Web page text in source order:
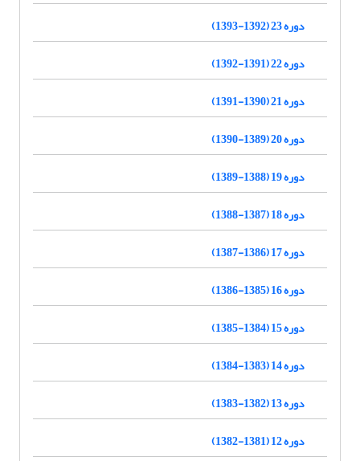
دوره 23 (1392-1393)
دوره 22 (1391-1392)
دوره 21 (1390-1391)
دوره 20 (1389-1390)
دوره 19 (1388-1389)
دوره 18 (1387-1388)
دوره 17 (1386-1387)
دوره 16 (1385-1386)
دوره 15 (1384-1385)
دوره 14 (1383-1384)
دوره 13 (1382-1383)
دوره 12 (1381-1382)